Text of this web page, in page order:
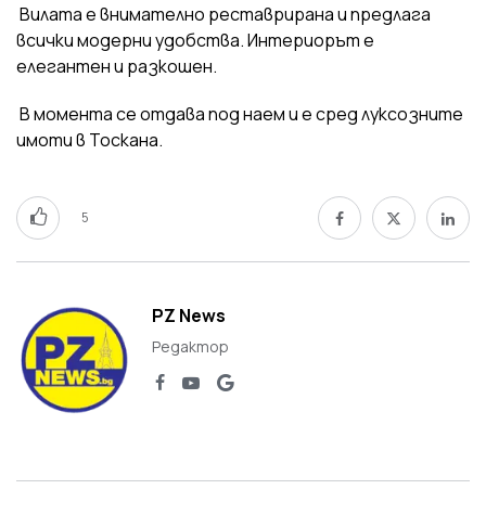
Вилата е внимателно реставрирана и предлага
всички модерни удобства. Интериорът е
елегантен и разкошен.
В момента се отдава под наем и е сред луксозните
имоти в Тоскана.
5
PZ News
Редактор